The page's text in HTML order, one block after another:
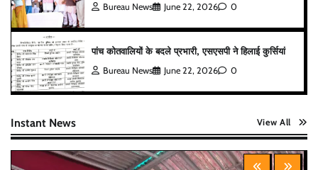
Bureau News June 22, 2026 0
पांच कोतवालियों के बदले प्रभारी, एसएसपी ने हिलाई कुर्सियां
Bureau News June 22, 2026 0
Instant News View All